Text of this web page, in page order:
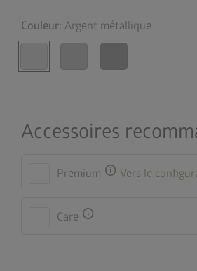
Couleur: Argent métallique
Accessoires
Premium info Vers le
Care info